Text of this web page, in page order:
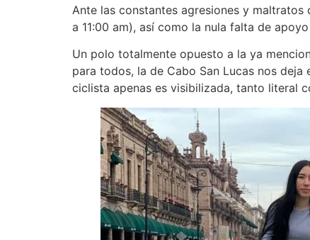
Ante las constantes agresiones y
a 11:00 am), así como la nula falta de
Un polo totalmente opuesto a la ya
para todos, la de Cabo San Lucas nos
ciclista apenas es visibilizada, tanto literal